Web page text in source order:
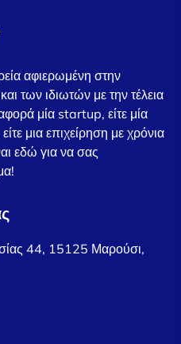
αφιερωμένη στην
των ιδιωτών με την τέλεια
μία startup, είτε μία
μια επιχείρηση με χρόνια
εδώ για να σας
44, 15125 Μαρούσι,